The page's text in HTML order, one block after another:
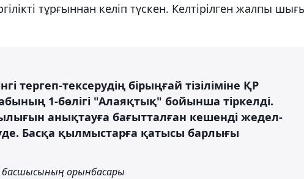
тұрғыннан келіп түскен. Келтірілген жалпы
тергеп-тексерудің бірыңғай тізіліміне ҚР
1-бөлігі "Алаяқтық" бойынша тіркелді.
анықтауға бағытталған кешенді жедел-
Басқа қылмыстарға қатысы барлығы
орынбасары